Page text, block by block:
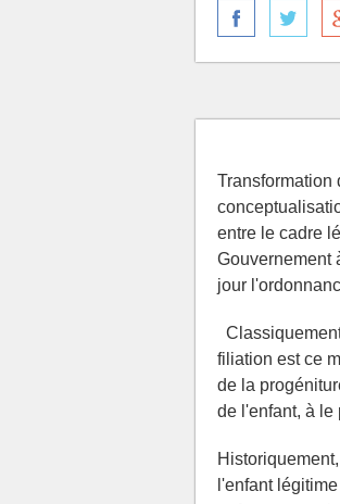
Transformation
entre le cadre
Gouvernement
jour
filiation est ce
de la
de l'enfant, à le
l'enfant